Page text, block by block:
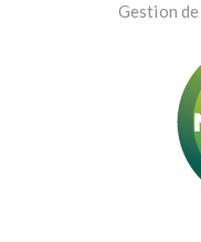
Gestion